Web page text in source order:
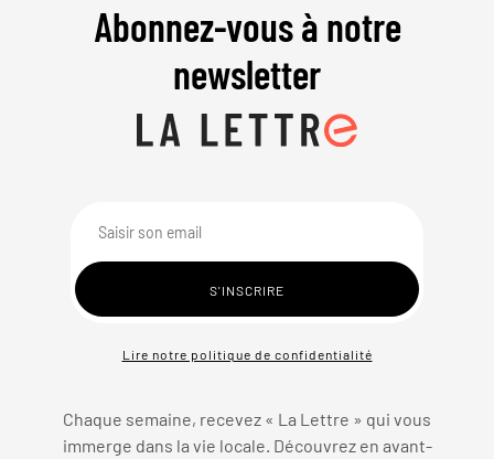
Abonnez-vous à notre
newsletter
Lire notre politique de confidentialité
Chaque semaine, recevez « La Lettre » qui vous
immerge dans la vie locale. Découvrez en avant-